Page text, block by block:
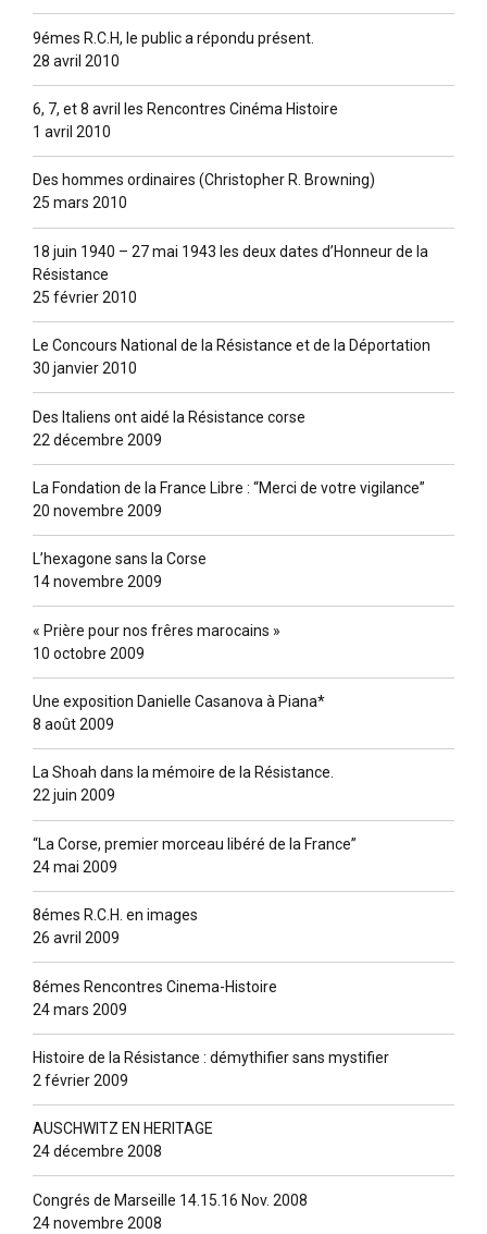
9émes R.C.H, le public a répondu présent.
28 avril 2010
6, 7, et 8 avril les Rencontres Cinéma Histoire
1 avril 2010
Des hommes ordinaires (Christopher R. Browning)
25 mars 2010
18 juin 1940 – 27 mai 1943 les deux dates d’Honneur de la
Résistance
25 février 2010
Le Concours National de la Résistance et de la Déportation
30 janvier 2010
Des Italiens ont aidé la Résistance corse
22 décembre 2009
La Fondation de la France Libre : “Merci de votre vigilance”
20 novembre 2009
L’hexagone sans la Corse
14 novembre 2009
« Prière pour nos frêres marocains »
10 octobre 2009
Une exposition Danielle Casanova à Piana*
8 août 2009
La Shoah dans la mémoire de la Résistance.
22 juin 2009
“La Corse, premier morceau libéré de la France”
24 mai 2009
8émes R.C.H. en images
26 avril 2009
8émes Rencontres Cinema-Histoire
24 mars 2009
Histoire de la Résistance : démythifier sans mystifier
2 février 2009
AUSCHWITZ EN HERITAGE
24 décembre 2008
Congrés de Marseille 14.15.16 Nov. 2008
24 novembre 2008